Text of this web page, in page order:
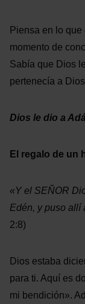
Piensa en lo
momento de
Sabía que Dios
pertenecía a
Dios le dio a
El regalo de un
«Y el SEÑOR
Edén, y puso allí
2:8)
Dios estaba
para ti. Aquí es
mi bendición».